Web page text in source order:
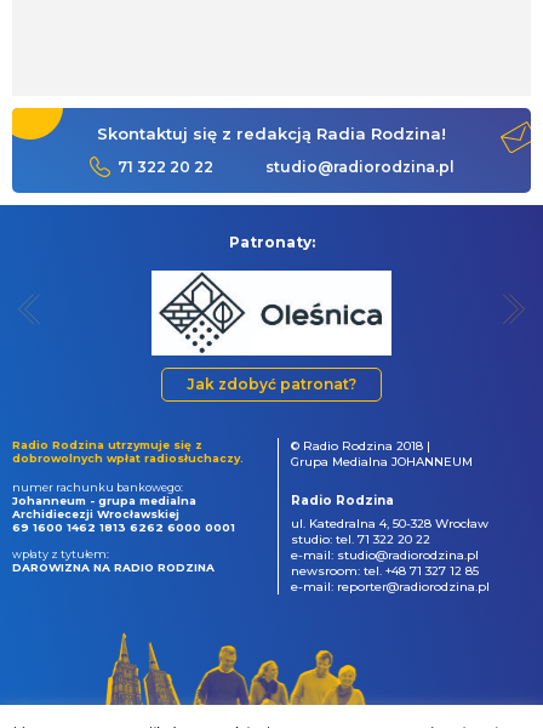
Skontaktuj się z redakcją Radia Rodzina!
71 322 20 22 studio@radiorodzina.pl
Patronaty:
Jak zdobyć patronat?
Radio Rodzina utrzymuje się z
dobrowolnych wpłat radiosłuchaczy.
numer rachunku bankowego:
Johanneum - grupa medialna
Archidiecezji Wrocławskiej
69 1600 1462 1813 6262 6000 0001
wpłaty z tytułem:
DAROWIZNA NA RADIO RODZINA
© Radio Rodzina 2018 |
Grupa Medialna JOHANNEUM
Radio Rodzina
ul. Katedralna 4, 50-328 Wrocław
studio: tel. 71 322 20 22
e-mail: studio@radiorodzina.pl
newsroom: tel. +48 71 327 12 85
e-mail: reporter@radiorodzina.pl